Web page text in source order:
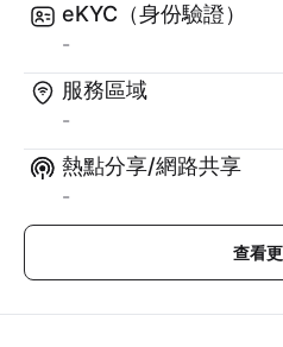
eKYC（身份驗證）
-
服務區域
-
熱點分享/網路共享
-
查看